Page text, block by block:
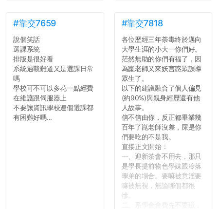
#靠交7659
說個笑話
選課系統
排版是很好看
系統過載難道又是選課日常
嗎
學校可不可以多花一點經費
在維護跟伺服器上
不要讓資訊學校連個選課都
有困難好嗎...
#靠交7818
各位歷經三年荼毒終於邁向
大學生涯的小大一你們好。
茫然無助的你們有福了，因
為崑老師又來妖言惑眾誤導
眾生了。
以下的建議融合了個人偏見
(約90%)與親身經歷還有他
人故事。
信不信由你，反正都畢業幾
百年了崑老師沒差，屎是你
們要吃的不是我。
直接正文開始：
一、迎新茶會不用去，那只
是學長提前物色學妹跟冷落
學弟的場合。要嘛被意淫要
嘛被無視，無論哪個都很
慘。